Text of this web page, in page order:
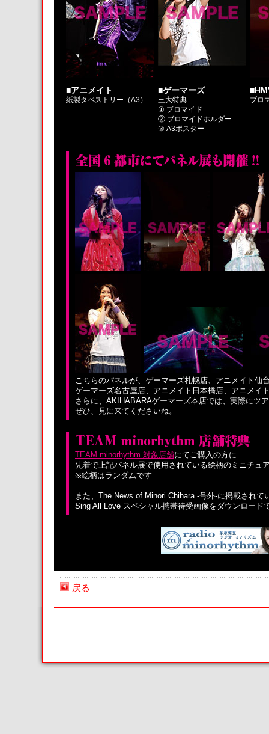
■アニメイト
紙製タペストリー（A3）
■ゲーマーズ
三大特典
① ブロマイド
② ブロマイドホルダー
③ A3ポスター
ブロ
こちらのパネルが、ゲーマーズ札幌店、アニメイト仙
ゲーマーズ名古屋店、アニメイト日本橋店、アニメイ
さらに、AKIHABARAゲーマーズ本店では、実際にツ
ぜひ、見に来てくださいね。
TEAM minorhythm 対象店舗にてご購入の方に
先着で上記パネル展で使用されている絵柄のミニチュ
※絵柄はランダムです
また、The News of Minori Chihara -号外-に掲載されて
Sing All Love スペシャル携帯待受画像をダウンロード
戻る